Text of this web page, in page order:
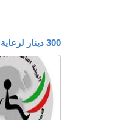
300 دينار لرعاية المعاق و150 بدل سائق أو خادم